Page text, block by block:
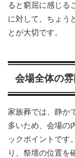
ると窮屈に感じる
に対して、ちょう
とが大切です。
会場全体の
家族葬では、静か
多いため、会場の
ックポイントです
り、祭壇の位置を